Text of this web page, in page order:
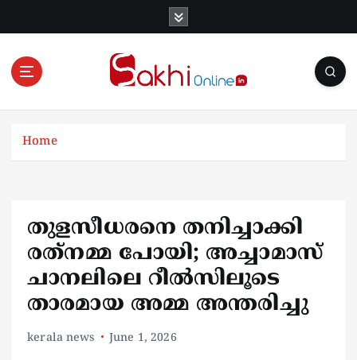
Online News Portal
Home
തുളസീധരനെ തനിച്ചാക്കി
രത്‌നമ്മ പോയി; അച്ചാമാസ്
ചാനലിലെ റീല്‍സിലൂടെ
താരമായ അമ്മ അന്തരിച്ചു
kerala news June 1, 2026